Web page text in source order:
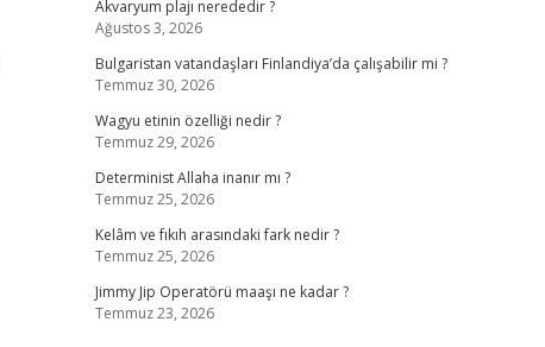
Akvaryum plajı nerededir ?
Ağustos 3, 2026
Bulgaristan vatandaşları Finlandiya’da çalışabilir mi ?
Temmuz 30, 2026
Wagyu etinin özelliği nedir ?
Temmuz 29, 2026
Determinist Allaha inanır mı ?
Temmuz 25, 2026
Kelâm ve fıkıh arasındaki fark nedir ?
Temmuz 25, 2026
Jimmy Jip Operatörü maaşı ne kadar ?
Temmuz 23, 2026